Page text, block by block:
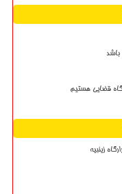
قضایی هستیم